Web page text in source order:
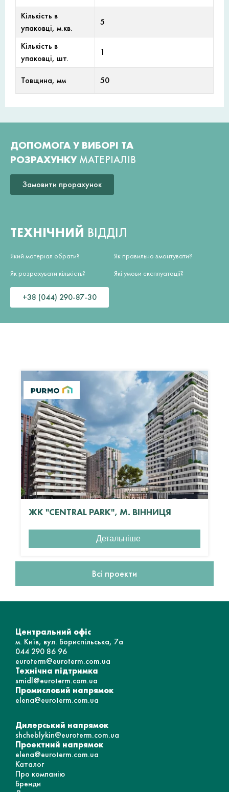
Кількість в
упаковці, м.кв.
5
Кількість в
упаковці, шт.
1
Товщина, мм 50
ДОПОМОГА У ВИБОРІ ТА
РОЗРАХУНКУ МАТЕРІАЛІВ
Замовити прорахунок
ТЕХНІЧНИЙ ВІДДІЛ
Який матеріал обрати?
Як розрахувати кількість?
Як правильно змонтувати?
Які умови експлуатації?
+38 (044) 290-87-30
ЖК "CENTRAL PARK", М. ВІННИЦЯ
Детальніше
Всі проекти
Центральний офіс
м. Київ, вул. Бориспільська, 7а
044 290 86 96
euroterm@euroterm.com.ua
Технічна підтримка
smidl@euroterm.com.ua
Промисловий напрямок
elena@euroterm.com.ua
Дилерський напрямок
shcheblykin@euroterm.com.ua
Проектний напрямок
elena@euroterm.com.ua
Каталог
Про компанію
Бренди